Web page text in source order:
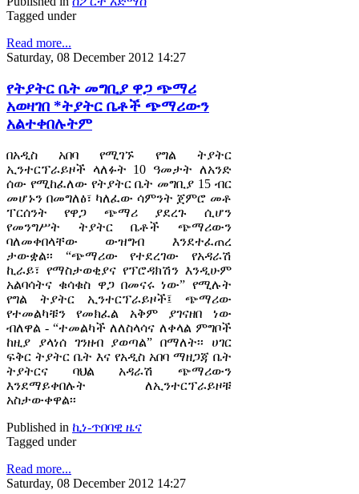
Tagged under
Read more...
Saturday, 08 December 2012 14:27
የትያትር ቤት መግቢያ ዋጋ ጭማሪ
አወዛገበ *ትያትር ቤቶች ጭማሪውን
አልተቀበሉትም
በአዲስ አበባ የሚገኙ የግል ትያትር
ኢንተርፕራይዞች ላለፉት 10 ዓመታት ለአንድ
ሰው የሚከፈለው የትያትር ቤት መግቢያ 15 ብር
መሆኑን በመግለፅ፣ ካለፈው ሳምንት ጀምሮ መቶ
ፐርሰንት የዋጋ ጭማሪ ያደረጉ ሲሆን
የመንግሥት ትያትር ቤቶች ጭማሪውን
ባለመቀበላቸው ውዝግብ እንደተፈጠረ
ታውቋል፡፡ “ጭማሪው የተደረገው የአዳራሽ
ኪራይ፣ የማስታወቂያና የፕሮዳክሽን እንዲሁም
አልባሳትና ቁሳቁስ ዋጋ በመናሩ ነው” የሚሉት
የግል ትያትር ኢንተርፕራይዞች፤ ጭማሪው
የተመልካቹን የመክፈል አቅም ያገናዘበ ነው
ብለዋል - “ተመልካች ለለስላሳና ለቀላል ምግቦች
ከዚያ ያላነሰ ገንዘብ ያወጣል” በማለት፡፡ ሀገር
ፍቅር ትያትር ቤት እና የአዲስ አበባ ማዘጋጃ ቤት
ትያትርና ባህል አዳራሽ ጭማሪውን
እንደማይቀበሉት ለኢንተርፕራይዞቹ
አስታውቀዋል፡፡
Published in ኪነ-ጥበባዊ ዜና
Tagged under
Read more...
Saturday, 08 December 2012 14:27